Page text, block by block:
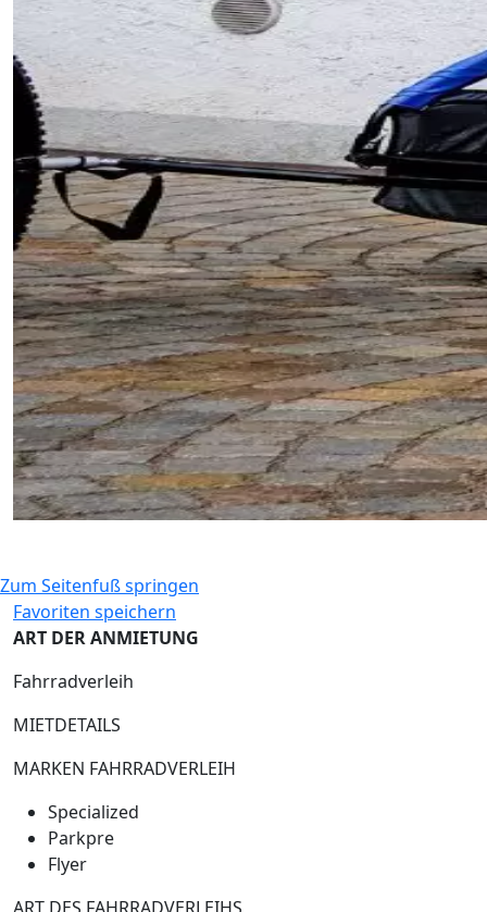
Zum Seitenfuß springen
Favoriten speichern
ART DER ANMIETUNG
Fahrradverleih
MIETDETAILS
MARKEN FAHRRADVERLEIH
Specialized
Parkpre
Flyer